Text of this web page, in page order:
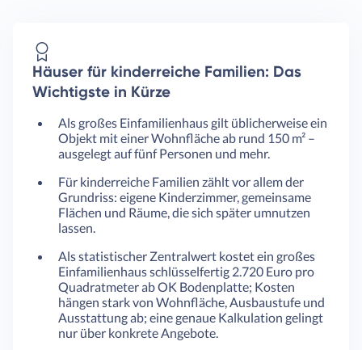
Häuser für kinderreiche Familien: Das
Wichtigste in Kürze
Als großes Einfamilienhaus gilt üblicherweise ein
Objekt mit einer Wohnfläche ab rund 150 m² –
ausgelegt auf fünf Personen und mehr.
Für kinderreiche Familien zählt vor allem der
Grundriss: eigene Kinderzimmer, gemeinsame
Flächen und Räume, die sich später umnutzen
lassen.
Als statistischer Zentralwert kostet ein großes
Einfamilienhaus schlüsselfertig 2.720 Euro pro
Quadratmeter ab OK Bodenplatte; Kosten
hängen stark von Wohnfläche, Ausbaustufe und
Ausstattung ab; eine genaue Kalkulation gelingt
nur über konkrete Angebote.